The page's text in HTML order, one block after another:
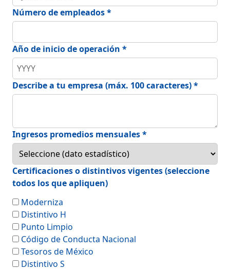
Número de empleados *
Año de inicio de operación *
Describe a tu empresa (máx. 100 caracteres) *
Ingresos promedios mensuales *
Certificaciones o distintivos vigentes (seleccione
todos los que apliquen)
Moderniza
Distintivo H
Punto Limpio
Código de Conducta Nacional
Tesoros de México
Distintivo S